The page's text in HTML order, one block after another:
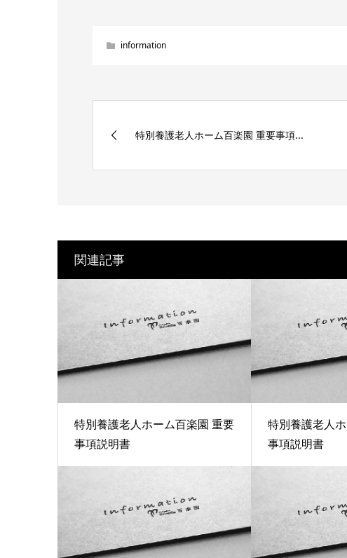
information
特別養護老人ホーム百楽園 重要事項...
関連記事
特別養護老人ホーム百楽園 重要
事項説明書
特別養護老人
事項説明書